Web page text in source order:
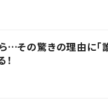
その驚きの理由に「誰